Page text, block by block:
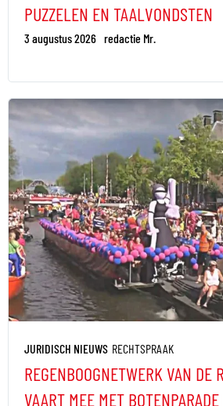
PUZZELEN EN TAALVONDSTEN
3 augustus 2026 redactie Mr.
JURIDISCH NIEUWS RECHTSPRAAK
REGENBOOGNETWERK VAN DE
VAART MEE MET